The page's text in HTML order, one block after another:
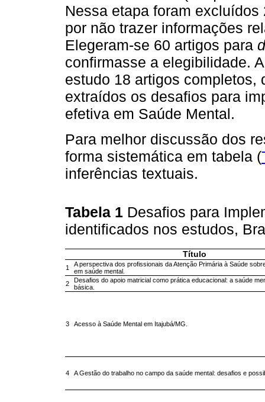
Nessa etapa foram
por não trazer informações
Elegeram-se 60 artigos para
confirmasse a elegibilidade.
estudo 18 artigos completos,
extraídos os desafios para
efetiva em Saúde Mental.
Para melhor discussão dos
forma sistemática em tabela (
inferências textuais.
Tabela 1 Desafios para
identificados nos estudos,
Título
1
A perspectiva dos profissionais da Atenção Primária à Saúde
em saúde mental.
2
Desafios do apoio matricial como prática educacional: a saúde
básica.
3 Acesso à Saúde Mental em Itajubá/MG.
4 A Gestão do trabalho no campo da saúde mental: desafios e